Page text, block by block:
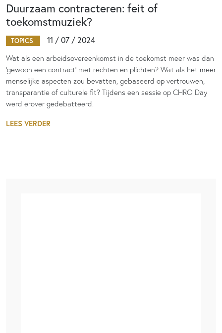
Duurzaam contracteren: feit of
toekomstmuziek?
TOPICS 11 / 07 / 2024
Wat als een arbeidsovereenkomst in de toekomst meer was dan
‘gewoon een contract’ met rechten en plichten? Wat als het meer
menselijke aspecten zou bevatten, gebaseerd op vertrouwen,
transparantie of culturele fit? Tijdens een sessie op CHRO Day
werd erover gedebatteerd.
LEES VERDER